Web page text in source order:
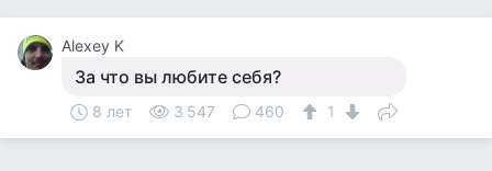
Alexey K
За что вы любите себя?
8 лет 3 547 460 1